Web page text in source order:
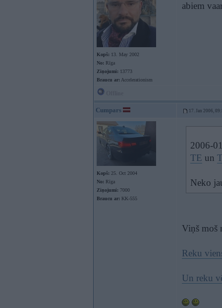
Kopš: 13. May 2002
No: Rīga
Ziņojumi: 13773
Braucu ar: Accelerationism
abiem
Cumpars 17. Jan 2006,
Kopš: 25. Oct 2004
No: Rīga
Ziņojumi: 7000
Braucu ar: KK-555
2006-
TE un
Neko
Viņš moš
Reku
Un reku